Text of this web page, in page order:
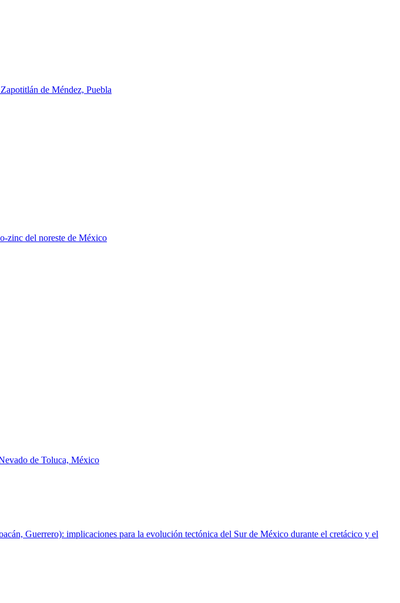
de Méndez, Puebla
zinc del noreste de México
de Toluca, México
Guerrero): implicaciones para la evolución tectónica del Sur de México durante el cretácico y el